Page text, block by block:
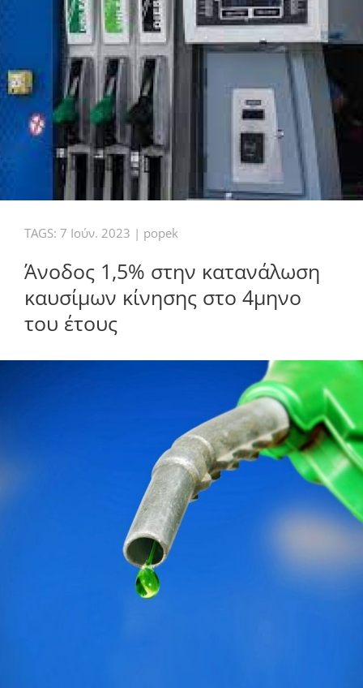
TAGS: 7 Ιούν. 2023 | popek
Άνοδος 1,5% στην κατανάλωση
καυσίμων κίνησης στο 4μηνο
του έτους